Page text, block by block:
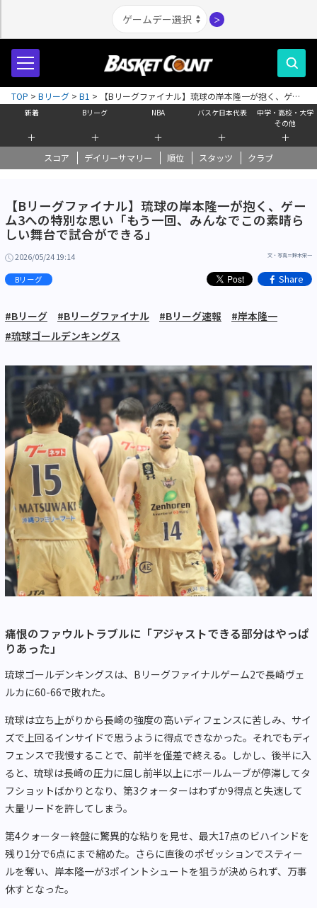
＞
新着
＋
Bリーグ
＋
NBA
＋
バスケ日本代表
＋
中学・高校・大学
その他
＋
スコア デイリーサマリー 順位 スタッツ クラブ
TOP > Bリーグ > B1 >
【Bリーグファイナル】琉球の岸本隆一が抱く、ゲー
ム3への特別な思い「もう一回、みんなでこの素晴らしい舞台で試合ができ
る」
【Bリーグファイナル】琉球の岸本隆一が抱く、ゲー
ム3への特別な思い「もう一回、みんなでこの素晴ら
しい舞台で試合ができる」
2026/05/24 19:14 文・写真＝鈴木栄一
Bリーグ Share
#Bリーグ #Bリーグファイナル #Bリーグ速報
#岸本隆一
#琉球ゴールデンキングス
痛恨のファウルトラブルに「アジャストできる部分はやっぱ
りあった」
琉球ゴールデンキングスは、Bリーグファイナルゲーム2で長崎ヴェ
ルカに60-66で敗れた。
琉球は立ち上がりから長崎の強度の高いディフェンスに苦しみ、サイ
ズで上回るインサイドで思うように得点できなかった。それでもディ
フェンスで我慢することで、前半を僅差で終える。しかし、後半に入
ると、琉球は長崎の圧力に屈し前半以上にボールムーブが停滞してタ
フショットばかりとなり、第3クォーターはわずか9得点と失速して
大量リードを許してしまう。
第4クォーター終盤に驚異的な粘りを見せ、最大17点のビハインドを
残り1分で6点にまで縮めた。さらに直後のポゼッションでスティー
ルを奪い、岸本隆一が3ポイントシュートを狙うが決められず、万事
休すとなった。